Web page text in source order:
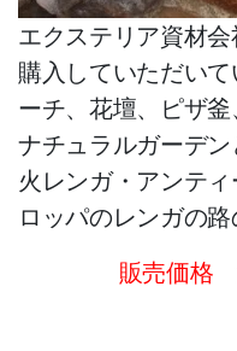
エクステリア資材
購入していただい
ーチ、花壇、ピザ釜
ナチュラルガーデ
火レンガ・アンテ
ロッパのレンガの路
販売価格
石材
ガーデンファニチャー
ウッドパネル
物置
レッドシダー製 外壁・内
ポリカーボネート